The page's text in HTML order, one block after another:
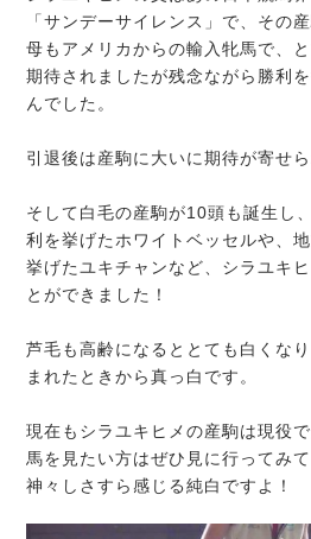
「サンデーサイレンス」で、その
母もアメリカからの輸入牝馬で、
期待されましたが残念ながら勝利
んでした。
引退後は産駒に大いに期待が寄せら
そして白毛の産駒が10頭も誕生し
利を挙げたホワイトベッセルや、
挙げたユキチャンなど、シラユキ
とができました！
芦毛も高齢になるととても白くな
まれたときから真っ白です。
現在もシラユキヒメの産駒は現役
馬を見たい方はぜひ見に行ってみ
神々しさすら感じる純白ですよ！